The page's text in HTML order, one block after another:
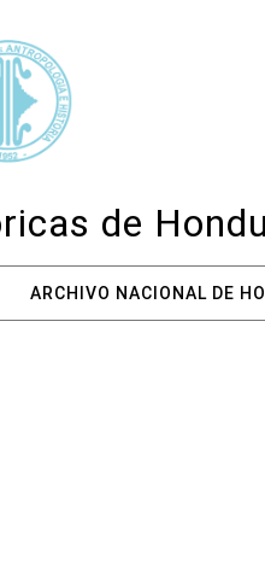
de
ARCHIVO NACIONAL DE